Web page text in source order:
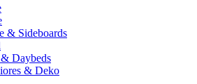
& Sideboards
Daybeds
& Deko